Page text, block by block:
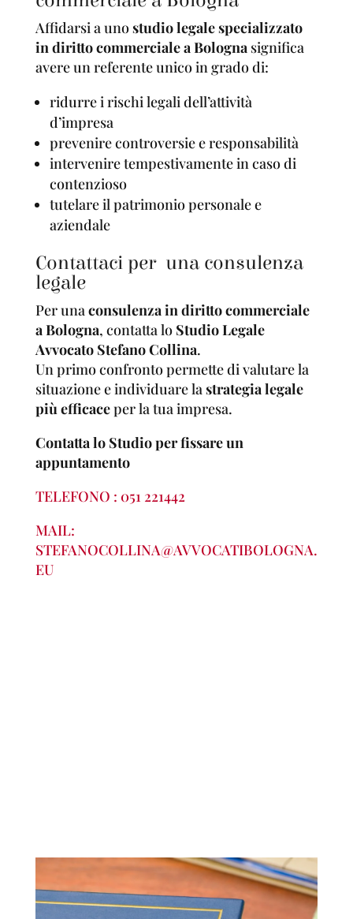
Affidarsi a unostudio legale specializzato
in diritto commerciale a Bologna significa
avere un referente unico in grado di:
ridurre i rischi legali dell’attività
d’impresa
prevenire controversie e responsabilità
intervenire tempestivamente in caso di
contenzioso
tutelare il patrimonio personale e
aziendale
Contattaci per una consulenza
legale
Per unaconsulenza in diritto commerciale
a Bologna, contatta lo Studio Legale
Avvocato Stefano Collina.
Un primo confronto permette di valutare la
situazione e individuare lastrategia legale
più efficaceper la tua impresa.
Contatta lo Studio per fissare un
appuntamento
TELEFONO : 051 221442
MAIL:
STEFANOCOLLINA@AVVOCATIBOLOGNA.
EU